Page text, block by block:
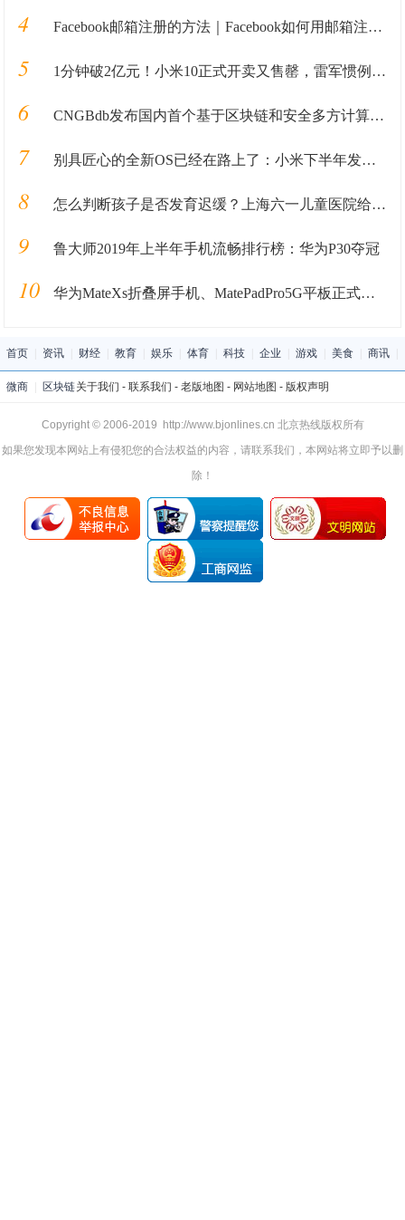
4 Facebook邮箱注册的方法｜Facebook如何用邮箱注册的教程全解析
5 1分钟破2亿元！小米10正式开卖又售罄，雷军惯例被质疑“耍猴”
6 CNGBdb发布国内首个基于区块链和安全多方计算的新冠病毒基因组分析平台
7 别具匠心的全新OS已经在路上了：小米下半年发布MIUI 11
8 怎么判断孩子是否发育迟缓？上海六一儿童医院给你您标准
9 鲁大师2019年上半年手机流畅排行榜：华为P30夺冠
10 华为MateXs折叠屏手机、MatePadPro5G平板正式发布
首页 资讯 财经 教育 娱乐 体育 科技 企业 游戏 美食 商讯
微商 区块链关于我们 - 联系我们 - 老版地图 - 网站地图 - 版权声明
Copyright © 2006-2019 http://www.bjonlines.cn 北京热线版权所有
如果您发现本网站上有侵犯您的合法权益的内容，请联系我们，本网站将立即予以删
除！